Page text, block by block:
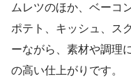
ムレツのほか、ベーコ
ポテト、キッシュ、ス
ーながら、素材や調理
の高い仕上がりです。